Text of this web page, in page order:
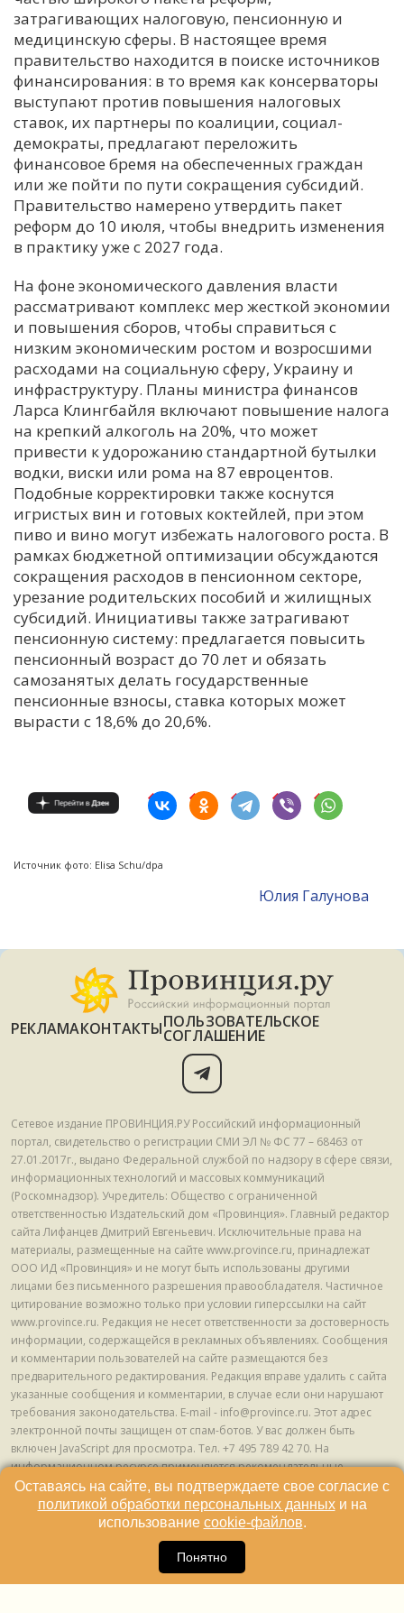
затрагивающих налоговую, пенсионную и
медицинскую сферы. В настоящее время
правительство находится в поиске источников
финансирования: в то время как консерваторы
выступают против повышения налоговых
ставок, их партнеры по коалиции, социал-
демократы, предлагают переложить
финансовое бремя на обеспеченных граждан
или же пойти по пути сокращения субсидий.
Правительство намерено утвердить пакет
реформ до 10 июля, чтобы внедрить изменения
в практику уже с 2027 года.
На фоне экономического давления власти
рассматривают комплекс мер жесткой экономии
и повышения сборов, чтобы справиться с
низким экономическим ростом и возросшими
расходами на социальную сферу, Украину и
инфраструктуру. Планы министра финансов
Ларса Клингбайля включают повышение налога
на крепкий алкоголь на 20%, что может
привести к удорожанию стандартной бутылки
водки, виски или рома на 87 евроцентов.
Подобные корректировки также коснутся
игристых вин и готовых коктейлей, при этом
пиво и вино могут избежать налогового роста. В
рамках бюджетной оптимизации обсуждаются
сокращения расходов в пенсионном секторе,
урезание родительских пособий и жилищных
субсидий. Инициативы также затрагивают
пенсионную систему: предлагается повысить
пенсионный возраст до 70 лет и обязать
самозанятых делать государственные
пенсионные взносы, ставка которых может
вырасти с 18,6% до 20,6%.
Источник фото: Elisa Schu/dpa
Юлия Галунова
РЕКЛАМАКОНТАКТЫПОЛЬЗОВАТЕЛЬСКОЕ
СОГЛАШЕНИЕ
Сетевое издание ПРОВИНЦИЯ.РУ Российский информационный
портал, свидетельство о регистрации СМИ ЭЛ № ФС 77 – 68463 от
27.01.2017г., выдано Федеральной службой по надзору в сфере связи,
информационных технологий и массовых коммуникаций
(Роскомнадзор). Учредитель: Общество с ограниченной
ответственностью Издательский дом «Провинция». Главный редактор
сайта Лифанцев Дмитрий Евгеньевич. Исключительные права на
материалы, размещенные на сайте www.province.ru, принадлежат
ООО ИД «Провинция» и не могут быть использованы другими
лицами без письменного разрешения правообладателя. Частичное
цитирование возможно только при условии гиперссылки на сайт
www.province.ru. Редакция не несет ответственности за достоверность
информации, содержащейся в рекламных объявлениях. Сообщения
и комментарии пользователей на сайте размещаются без
предварительного редактирования. Редакция вправе удалить с сайта
указанные сообщения и комментарии, в случае если они нарушают
требования законодательства. E-mail - info@province.ru. Этот адрес
электронной почты защищен от спам-ботов. У вас должен быть
включен JavaScript для просмотра. Tел. +7 495 789 42 70. На
информационном ресурсе применяются рекомендательные
технологии (информационные технологии предоставления
информации на основе сбора, систематизации и анализа сведений,
относящихся к предпочтениям пользователей сети "Интернет",
находящихся на территории Российской Федерации) © ООО ИД
Оставаясь на сайте, вы подтверждаете свое согласие с
политикой обработки персональных данныхи на
использование cookie-файлов.
Понятно